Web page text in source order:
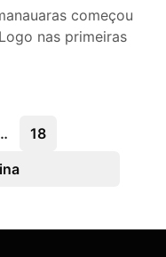
começou
nas primeiras
18